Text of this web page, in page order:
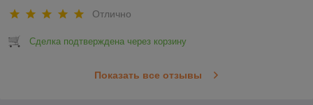
Отлично
Сделка подтверждена через корзину
Показать все отзывы